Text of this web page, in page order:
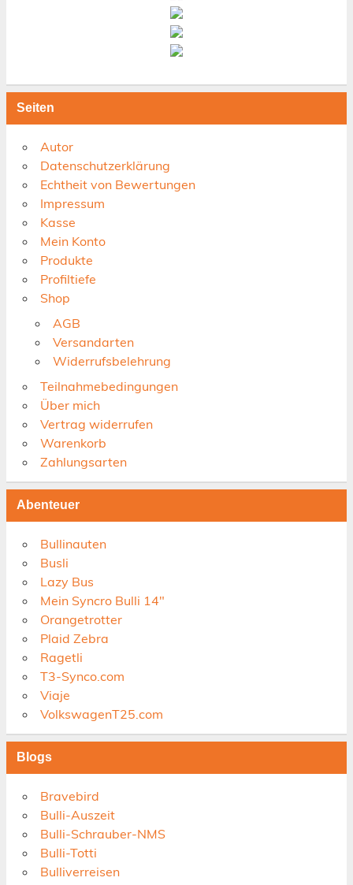
Seiten
Autor
Datenschutzerklärung
Echtheit von Bewertungen
Impressum
Kasse
Mein Konto
Produkte
Profiltiefe
Shop
AGB
Versandarten
Widerrufsbelehrung
Teilnahmebedingungen
Über mich
Vertrag widerrufen
Warenkorb
Zahlungsarten
Abenteuer
Bullinauten
Busli
Lazy Bus
Mein Syncro Bulli 14"
Orangetrotter
Plaid Zebra
Ragetli
T3-Synco.com
Viaje
VolkswagenT25.com
Blogs
Bravebird
Bulli-Auszeit
Bulli-Schrauber-NMS
Bulli-Totti
Bulliverreisen